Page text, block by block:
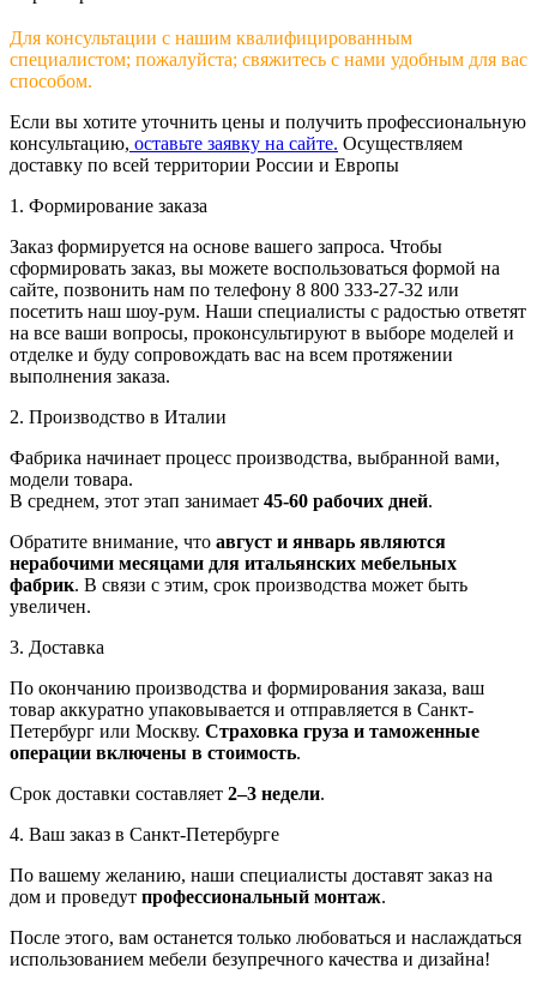
Для консультации с нашим квалифицированным
специалистом; пожалуйста; свяжитесь с нами удобным для вас
способом.
Если вы хотите уточнить цены и получить профессиональную
консультацию, оставьте заявку на сайте. Осуществляем
доставку по всей территории России и Европы
1. Формирование заказа
Заказ формируется на основе вашего запроса. Чтобы
сформировать заказ, вы можете воспользоваться формой на
сайте, позвонить нам по телефону 8 800 333-27-32 или
посетить наш шоу-рум. Наши специалисты с радостью ответят
на все ваши вопросы, проконсультируют в выборе моделей и
отделке и буду сопровождать вас на всем протяжении
выполнения заказа.
2. Производство в Италии
Фабрика начинает процесс производства, выбранной вами,
модели товара.
В среднем, этот этап занимает 45-60 рабочих дней.
Обратите внимание, что август и январь являются
нерабочими месяцами для итальянских мебельных
фабрик. В связи с этим, срок производства может быть
увеличен.
3. Доставка
По окончанию производства и формирования заказа, ваш
товар аккуратно упаковывается и отправляется в Санкт-
Петербург или Москву. Страховка груза и таможенные
операции включены в стоимость.
Срок доставки составляет 2–3 недели.
4. Ваш заказ в Санкт-Петербурге
По вашему желанию, наши специалисты доставят заказ на
дом и проведут профессиональный монтаж.
После этого, вам останется только любоваться и наслаждаться
использованием мебели безупречного качества и дизайна!